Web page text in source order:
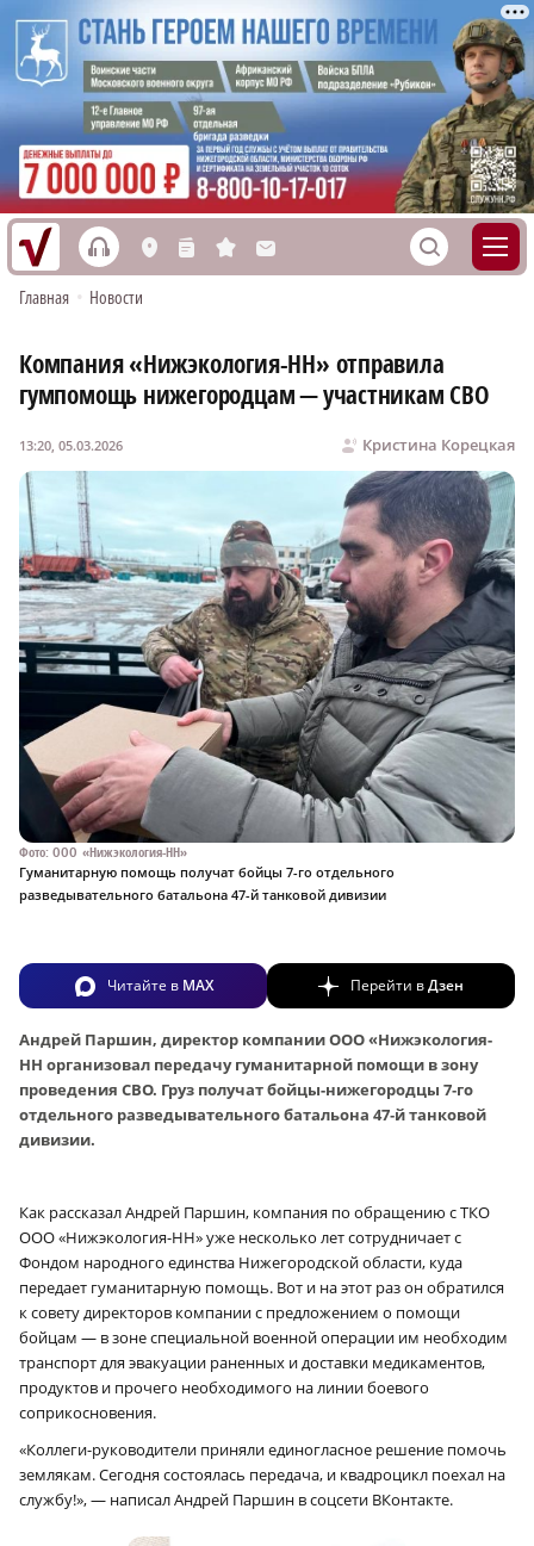
h L n s M S
Главная • Новости
Компания «Нижэкология-НН» отправила
гумпомощь нижегородцам — участникам СВО
Кристина Корецкая
13:20, 05.03.2026
Фото: ООО «Нижэкология-НН»
Гуманитарную помощь получат бойцы 7-го отдельного
разведывательного батальона 47-й танковой дивизии
Читайте в MAX Перейти вДзен
Андрей Паршин, директор компании ООО «Нижэкология-
НН организовал передачу гуманитарной помощи в зону
проведения СВО. Груз получат бойцы-нижегородцы 7‑го
отдельного разведывательного батальона 47‑й танковой
дивизии.
Как рассказал Андрей Паршин, компания по обращению с ТКО
ООО «Нижэкология-НН» уже несколько лет сотрудничает с
Фондом народного единства Нижегородской области, куда
передает гуманитарную помощь. Вот и на этот раз он обратился
к совету директоров компании с предложением о помощи
бойцам — в зоне специальной военной операции им необходим
транспорт для эвакуации раненных и доставки медикаментов,
продуктов и прочего необходимого на линии боевого
соприкосновения.
«Коллеги-руководители приняли единогласное решение помочь
землякам. Сегодня состоялась передача, и квадроцикл поехал на
службу!», — написал Андрей Паршин в соцсети ВКонтакте.